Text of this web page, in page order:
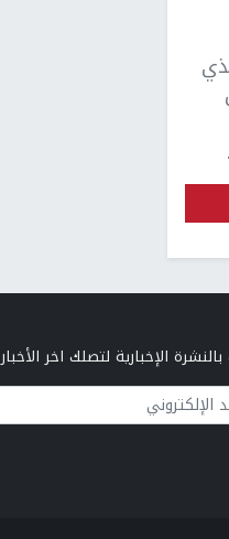
الإخبارية لتصلك اخر الأخبار